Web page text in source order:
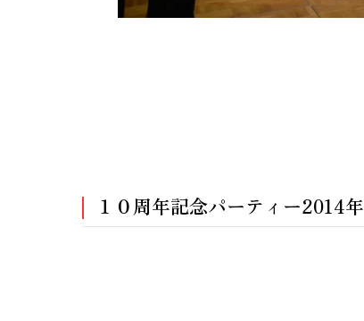
１０周年記念パーティー2014年